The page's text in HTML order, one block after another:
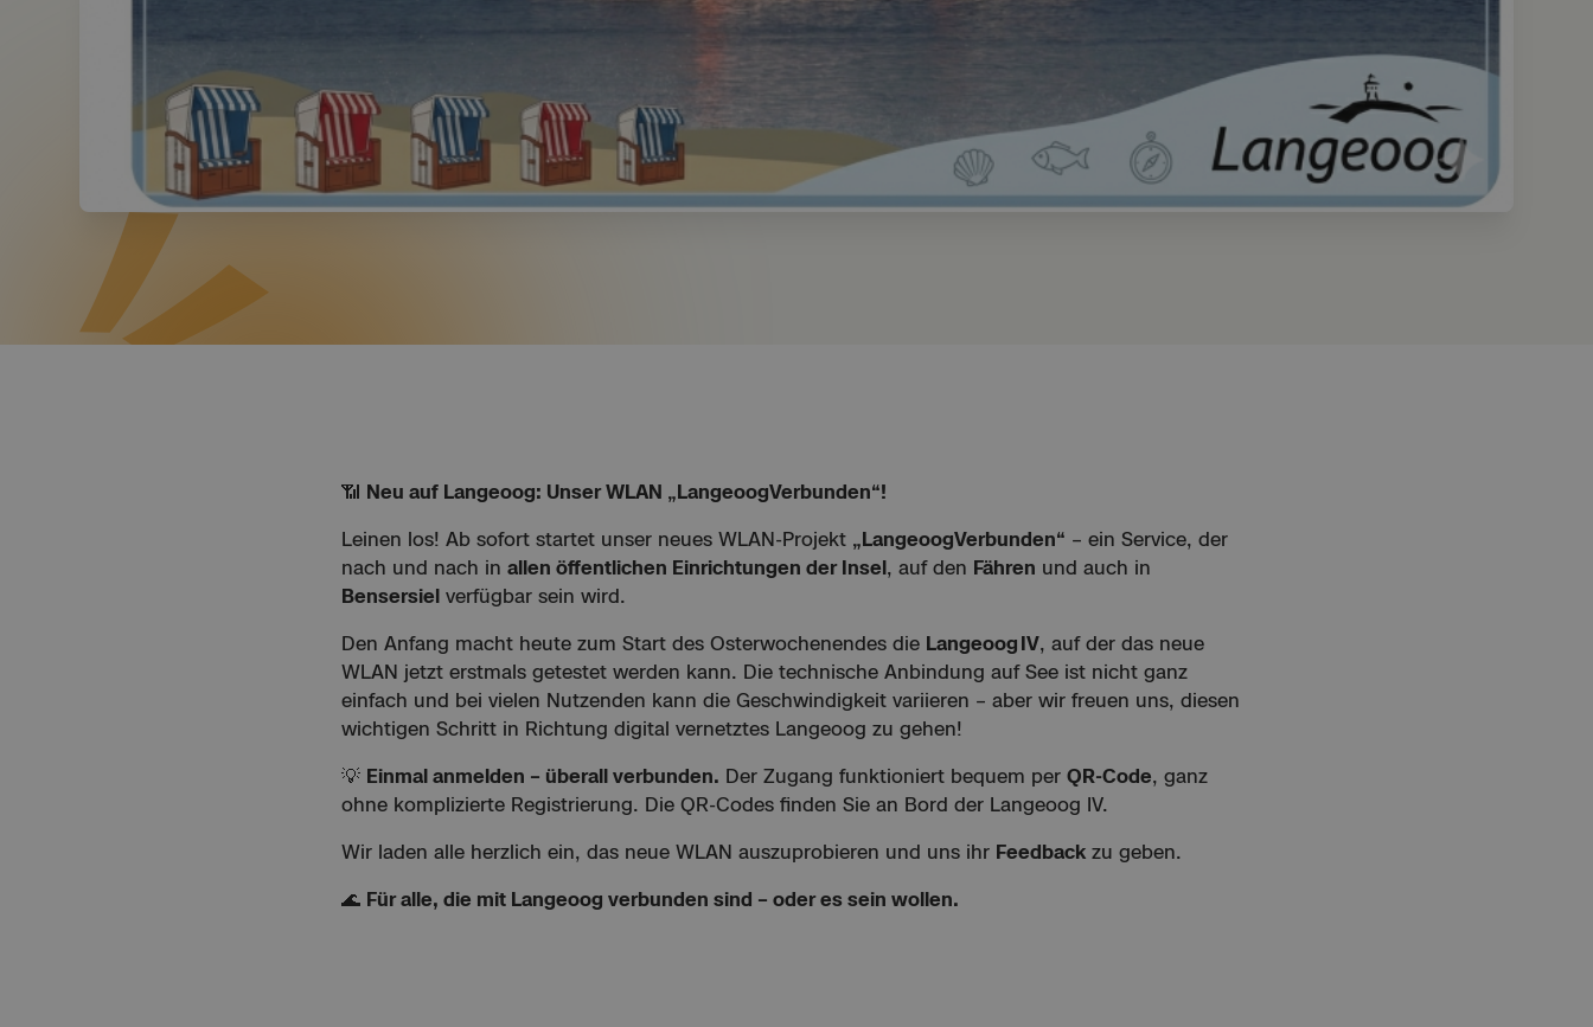
📶 Neu auf Langeoog: Unser WLAN „LangeoogVerbunden“!
Leinen los! Ab sofort startet unser neues WLAN-Projekt „LangeoogVerbunden“ – ein Service, der
nach und nach in allen öffentlichen Einrichtungen der Insel, auf den Fähren und auch in
Bensersiel verfügbar sein wird.
Den Anfang macht heute zum Start des Osterwochenendes die Langeoog IV, auf der das neue
WLAN jetzt erstmals getestet werden kann. Die technische Anbindung auf See ist nicht ganz
einfach und bei vielen Nutzenden kann die Geschwindigkeit variieren – aber wir freuen uns, diesen
wichtigen Schritt in Richtung digital vernetztes Langeoog zu gehen!
💡 Einmal anmelden – überall verbunden. Der Zugang funktioniert bequem per QR-Code, ganz
ohne komplizierte Registrierung. Die QR-Codes finden Sie an Bord der Langeoog IV.
Wir laden alle herzlich ein, das neue WLAN auszuprobieren und uns ihr Feedback zu geben.
🌊 Für alle, die mit Langeoog verbunden sind – oder es sein wollen.